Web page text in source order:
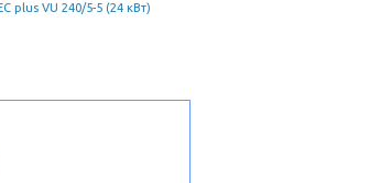
plus VU 240/5-5 (24 кВт)